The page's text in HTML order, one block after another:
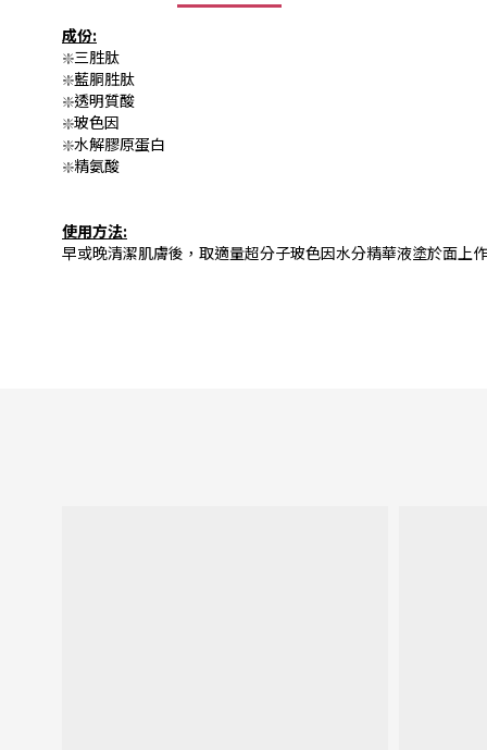
成份:
❇️三胜肽
❇️藍胴胜肽
❇️透明質酸
❇️玻色因
❇️水解膠原蛋白
❇️精氨酸
使用方法:
早或晚清潔肌膚後，取適量超分子玻色因水分精華液塗於面上